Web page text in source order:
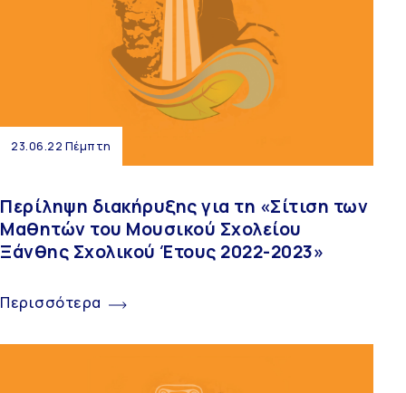
23.06.22 Πέμπτη
Περίληψη διακήρυξης για τη «Σίτιση των
Μαθητών του Μουσικού Σχολείου
Ξάνθης Σχολικού Έτους 2022-2023»
Περισσότερα